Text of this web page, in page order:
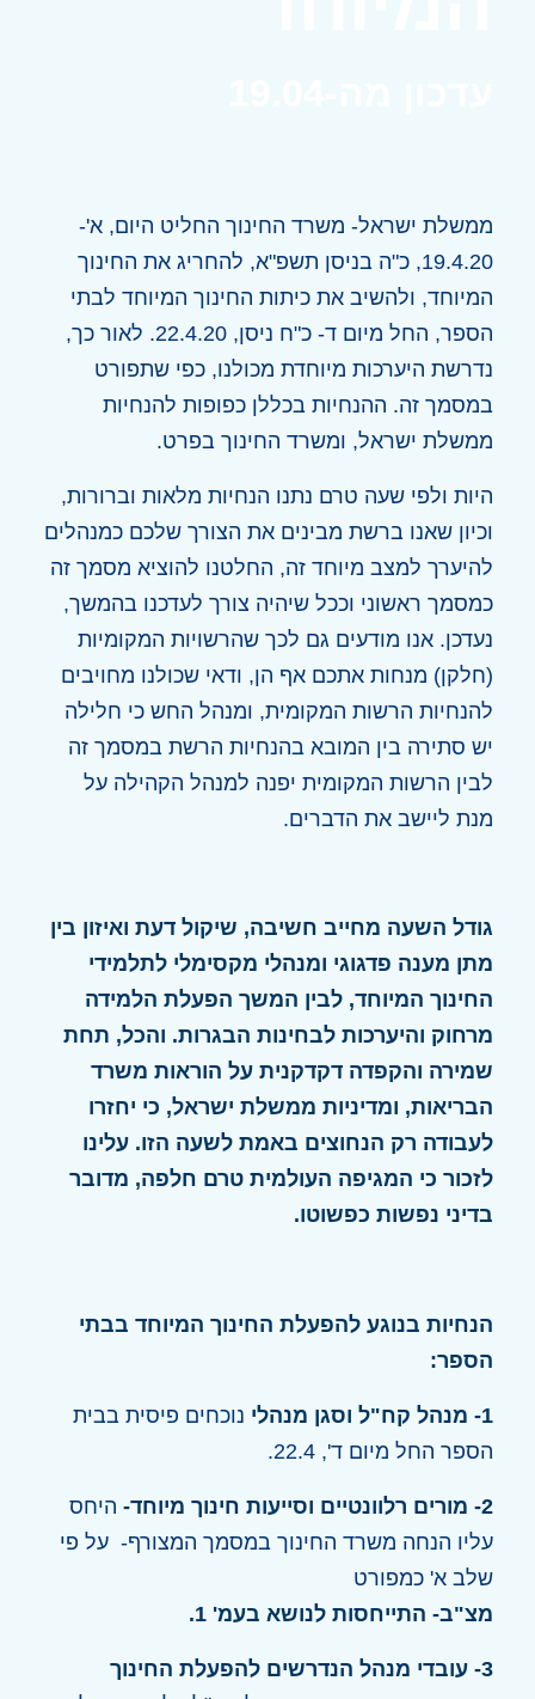
ממשלת ישראל- משרד החינוך החליט היום, א'-
19.4.20, כ"ה בניסן תשפ"א, להחריג את החינוך
המיוחד, ולהשיב את כיתות החינוך המיוחד לבתי
הספר, החל מיום ד- כ"ח ניסן, 22.4.20. לאור כך,
נדרשת היערכות מיוחדת מכולנו, כפי שתפורט
במסמך זה. ההנחיות בכללן כפופות להנחיות
ממשלת ישראל, ומשרד החינוך בפרט.
היות ולפי שעה טרם נתנו הנחיות מלאות וברורות,
וכיון שאנו ברשת מבינים את הצורך שלכם כמנהלים
להיערך למצב מיוחד זה, החלטנו להוציא מסמך זה
כמסמך ראשוני וככל שיהיה צורך לעדכנו בהמשך,
נעדכן. אנו מודעים גם לכך שהרשויות המקומיות
(חלקן) מנחות אתכם אף הן, ודאי שכולנו מחויבים
להנחיות הרשות המקומית, ומנהל החש כי חלילה
יש סתירה בין המובא בהנחיות הרשת במסמך זה
לבין הרשות המקומית יפנה למנהל הקהילה על
מנת ליישב את הדברים.
גודל השעה מחייב חשיבה, שיקול דעת ואיזון בין
מתן מענה פדגוגי ומנהלי מקסימלי לתלמידי
החינוך המיוחד, לבין המשך הפעלת הלמידה
מרחוק והיערכות לבחינות הבגרות. והכל, תחת
שמירה והקפדה דקדקנית על הוראות משרד
הבריאות, ומדיניות ממשלת ישראל, כי יחזרו
לעבודה רק הנחוצים באמת לשעה הזו. עלינו
לזכור כי המגיפה העולמית טרם חלפה, מדובר
בדיני נפשות כפשוטו.
הנחיות בנוגע להפעלת החינוך המיוחד בבתי
הספר:
1- מנהל קח"ל וסגן מנהלי
נוכחים פיסית בבית
הספר החל מיום ד', 22.4.
2- מורים רלוונטיים וסייעות חינוך מיוחד-
היחס
עליו הנחה משרד החינוך במסמך המצורף- על פי
שלב א' כמפורט
מצ"ב- התייחסות לנושא בעמ' 1.
3- עובדי מנהל הנדרשים להפעלת החינוך